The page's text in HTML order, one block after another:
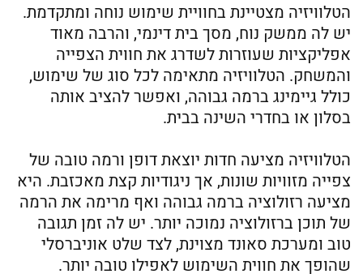
הטלוויזיה מצטיינת בחוויית שימוש נוחה ומתקדמת.
יש לה ממשק נוח, מסך בית דינמי, והרבה מאוד
אפליקציות שעוזרות לשדרג את חווית הצפייה
והמשחק. הטלוויזיה מתאימה לכל סוג של שימוש,
כולל גיימינג ברמה גבוהה, ואפשר להציב אותה
בסלון או בחדרי השינה בבית.
הטלוויזיה מציעה חדות יוצאת דופן ורמה טובה של
צפייה מזוויות שונות, אך ניגודיות קצת מאכזבת. היא
מציעה רזולוציה ברמה גבוהה ואף מרימה את הרמה
של תוכן ברזולוציה נמוכה יותר. יש לה זמן תגובה
טוב ומערכת סאונד מצוינת, לצד שלט אוניברסלי
שהופך את חווית השימוש לאפילו טובה יותר.